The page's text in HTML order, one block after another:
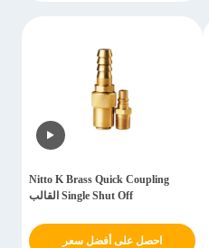
Nitto K Brass Quick Coupling
Single Shut Off القالب
احصل على أفضل سعر